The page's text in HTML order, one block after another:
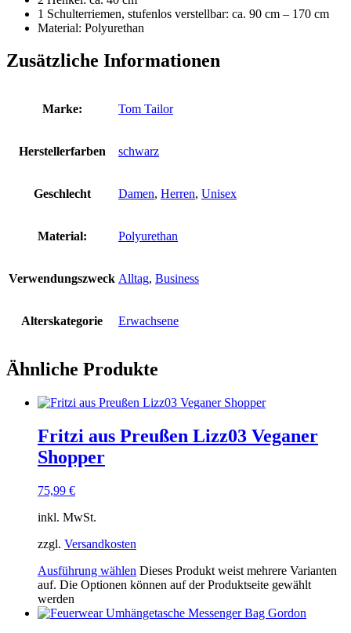
1 Schulterriemen, stufenlos verstellbar: ca. 90 cm – 170 cm
Material: Polyurethan
Zusätzliche Informationen
Marke: Tom Tailor
Herstellerfarben schwarz
Geschlecht Damen, Herren, Unisex
Material: Polyurethan
Verwendungszweck Alltag, Business
Alterskategorie Erwachsene
Ähnliche Produkte
Fritzi aus Preußen Lizz03 Veganer
Shopper
75,99 €
inkl. MwSt.
zzgl. Versandkosten
Ausführung wählen Dieses Produkt weist mehrere Varianten
auf. Die Optionen können auf der Produktseite gewählt
werden